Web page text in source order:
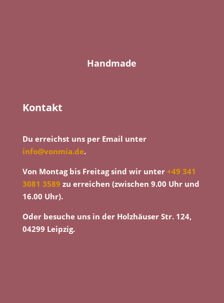
Handmade
Kontakt
Du erreichst uns per Email unter
info@vonmia.de.
Von Montag bis Freitag sind wir unter +49 341
3081 3589 zu erreichen (zwischen 9.00 Uhr und
16.00 Uhr).
Oder besuche uns in der Holzhäuser Str. 124,
04299 Leipzig.